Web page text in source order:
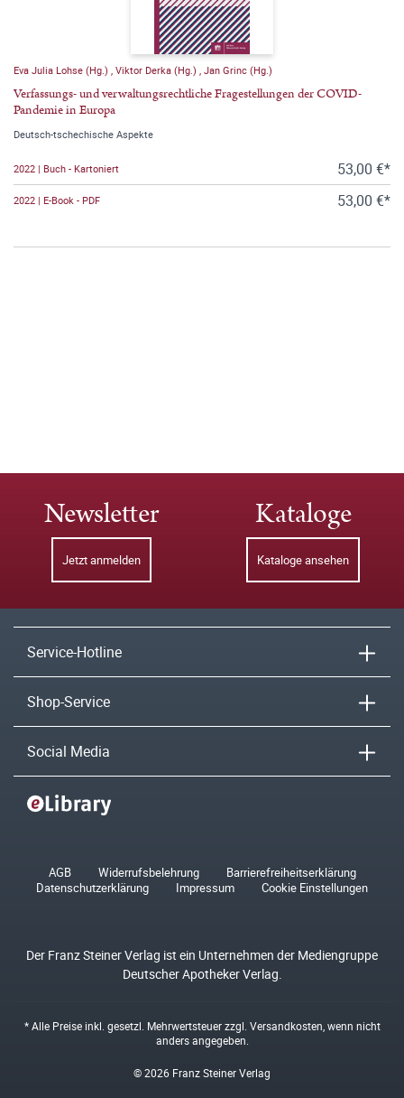
Eva Julia Lohse (Hg.) Viktor Derka (Hg.) Jan Grinc (Hg.)
Verfassungs- und verwaltungsrechtliche Fragestellungen der COVID-
Pandemie in Europa
Deutsch-tschechische Aspekte
2022 | Buch - Kartoniert 53,00 €*
2022 | E-Book - PDF 53,00 €*
Newsletter
Jetzt anmelden
Kataloge
Kataloge ansehen
Service-Hotline
Shop-Service
Social Media
AGB Widerrufsbelehrung
Barrierefreiheitserklärung
Datenschutzerklärung
Impressum Cookie Einstellungen
Der Franz Steiner Verlag ist ein Unternehmen der Mediengruppe
Deutscher Apotheker Verlag.
* Alle Preise inkl. gesetzl. Mehrwertsteuer zzgl. Versandkosten , wenn nicht
anders angegeben.
© 2026 Franz Steiner Verlag